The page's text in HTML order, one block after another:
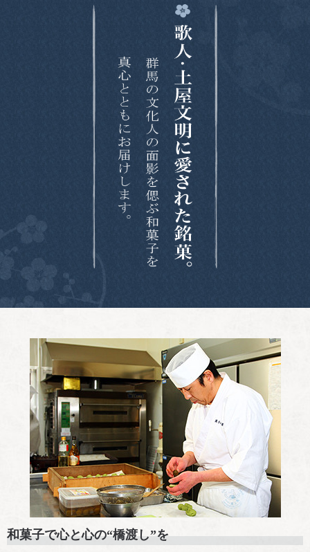
和菓子で心と心の“橋渡し”を